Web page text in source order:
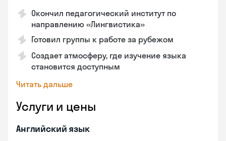
Окончил педагогический институт по
направлению «Лингвистика»
Готовил группы к работе за рубежом
Создает атмосферу, где изучение языка
становится доступным
Читать дальше
Услуги и цены
Английский язык